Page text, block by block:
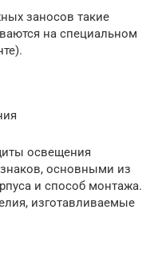
заносов такие
на специальном
освещения
основными из
и способ монтажа.
изготавливаемые